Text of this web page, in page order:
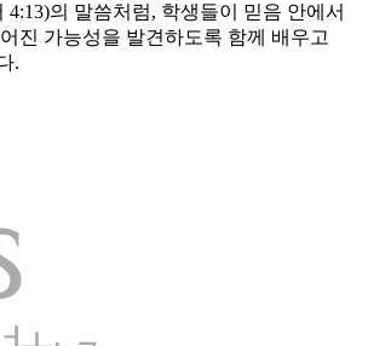
4:13)의 말씀처럼, 학생들이 믿음 안에서
진 가능성을 발견하도록 함께 배우고
.